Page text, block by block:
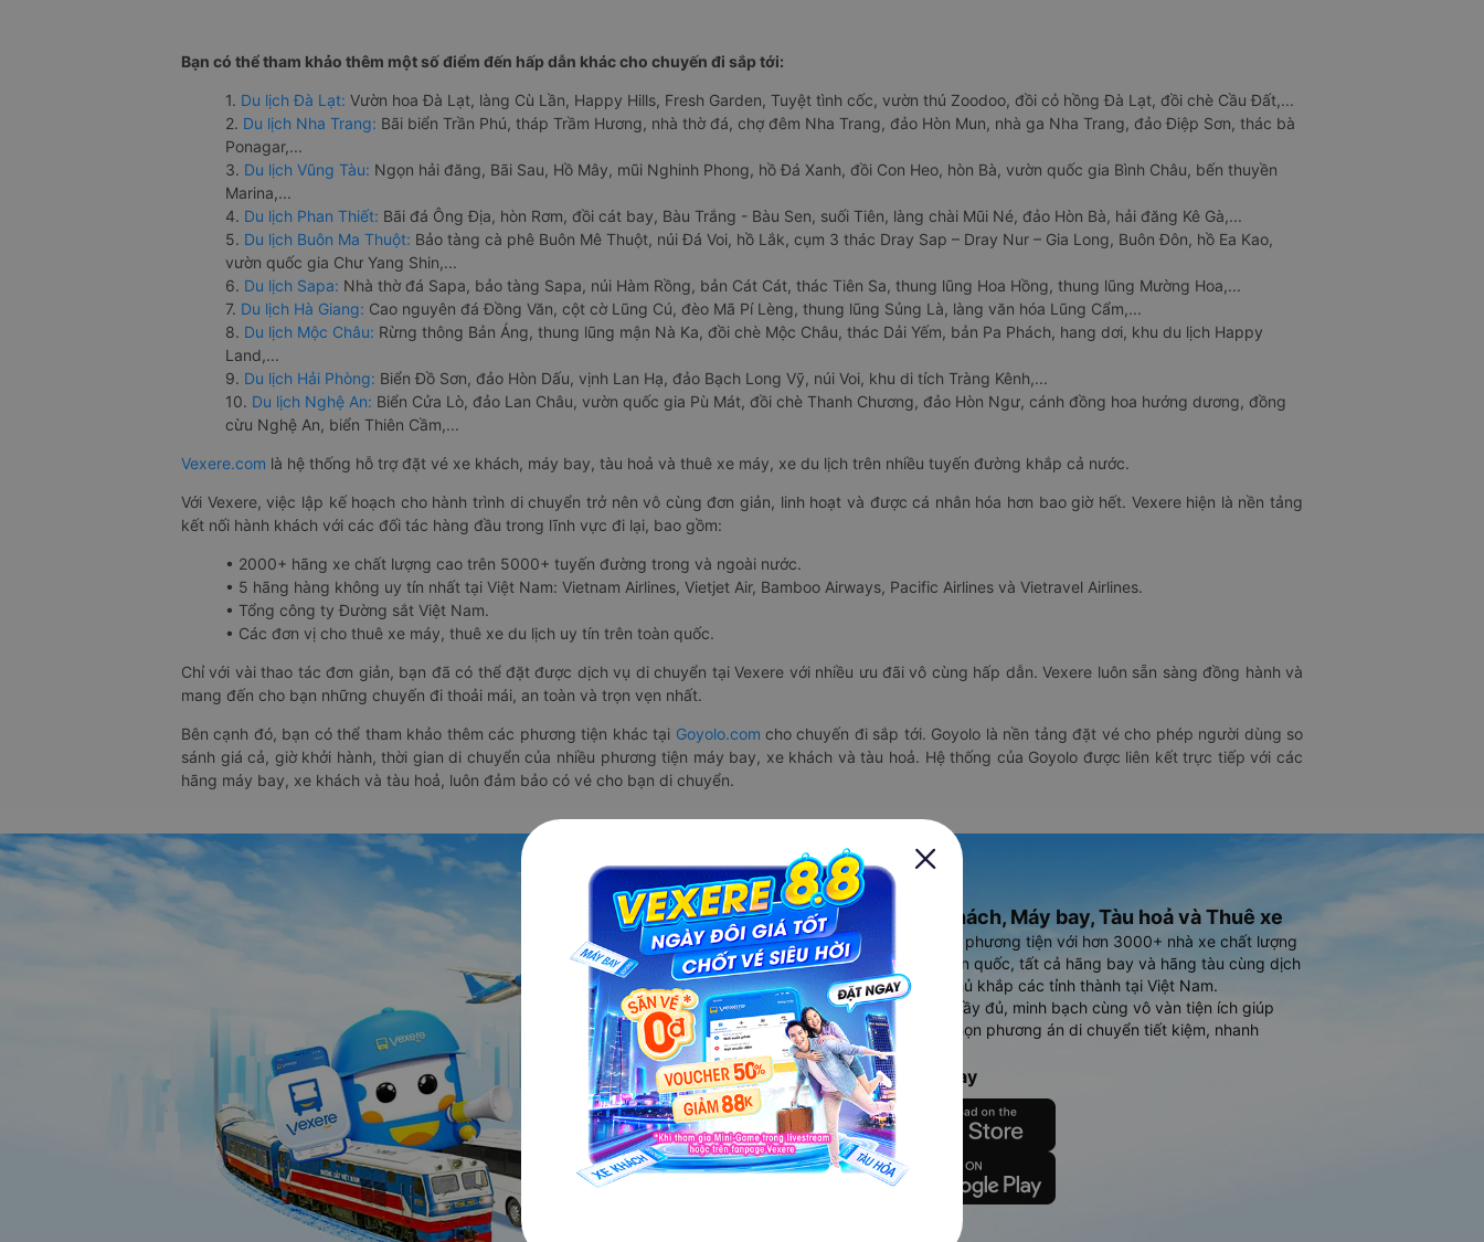
Bạn có thể tham khảo thêm một số điểm đến hấp dẫn khác cho chuyến đi sắp tới:
1. Du lịch Đà Lạt: Vườn hoa Đà Lạt, làng Cù Lần, Happy Hills, Fresh Garden, Tuyệt tình cốc, vườn thú Zoodoo, đồi cỏ hồng Đà Lạt, đồi chè Cầu Đất,...
2. Du lịch Nha Trang: Bãi biển Trần Phú, tháp Trầm Hương, nhà thờ đá, chợ đêm Nha Trang, đảo Hòn Mun, nhà ga Nha Trang, đảo Điệp Sơn, thác bà
Ponagar,...
3. Du lịch Vũng Tàu: Ngọn hải đăng, Bãi Sau, Hồ Mây, mũi Nghinh Phong, hồ Đá Xanh, đồi Con Heo, hòn Bà, vườn quốc gia Bình Châu, bến thuyền
Marina,...
4. Du lịch Phan Thiết: Bãi đá Ông Địa, hòn Rơm, đồi cát bay, Bàu Trắng - Bàu Sen, suối Tiên, làng chài Mũi Né, đảo Hòn Bà, hải đăng Kê Gà,...
5. Du lịch Buôn Ma Thuột: Bảo tàng cà phê Buôn Mê Thuột, núi Đá Voi, hồ Lắk, cụm 3 thác Dray Sap – Dray Nur – Gia Long, Buôn Đôn, hồ Ea Kao,
vườn quốc gia Chư Yang Shin,...
6. Du lịch Sapa: Nhà thờ đá Sapa, bảo tàng Sapa, núi Hàm Rồng, bản Cát Cát, thác Tiên Sa, thung lũng Hoa Hồng, thung lũng Mường Hoa,...
7. Du lịch Hà Giang: Cao nguyên đá Đồng Văn, cột cờ Lũng Cú, đèo Mã Pí Lèng, thung lũng Sủng Là, làng văn hóa Lũng Cẩm,...
8. Du lịch Mộc Châu: Rừng thông Bản Áng, thung lũng mận Nà Ka, đồi chè Mộc Châu, thác Dải Yếm, bản Pa Phách, hang dơi, khu du lịch Happy
Land,...
9. Du lịch Hải Phòng: Biển Đồ Sơn, đảo Hòn Dấu, vịnh Lan Hạ, đảo Bạch Long Vỹ, núi Voi, khu di tích Tràng Kênh,...
10. Du lịch Nghệ An: Biển Cửa Lò, đảo Lan Châu, vườn quốc gia Pù Mát, đồi chè Thanh Chương, đảo Hòn Ngư, cánh đồng hoa hướng dương, đồng
cừu Nghệ An, biển Thiên Cầm,...
Vexere.com là hệ thống hỗ trợ đặt vé xe khách, máy bay, tàu hoả và thuê xe máy, xe du lịch trên nhiều tuyến đường khắp cả nước.
Với Vexere, việc lập kế hoạch cho hành trình di chuyển trở nên vô cùng đơn giản, linh hoạt và được cá nhân hóa hơn bao giờ hết. Vexere hiện là nền tảng
kết nối hành khách với các đối tác hàng đầu trong lĩnh vực đi lại, bao gồm:
• 2000+ hãng xe chất lượng cao trên 5000+ tuyến đường trong và ngoài nước.
• 5 hãng hàng không uy tín nhất tại Việt Nam: Vietnam Airlines, Vietjet Air, Bamboo Airways, Pacific Airlines và Vietravel Airlines.
• Tổng công ty Đường sắt Việt Nam.
• Các đơn vị cho thuê xe máy, thuê xe du lịch uy tín trên toàn quốc.
Chỉ với vài thao tác đơn giản, bạn đã có thể đặt được dịch vụ di chuyển tại Vexere với nhiều ưu đãi vô cùng hấp dẫn. Vexere luôn sẵn sàng đồng hành và
mang đến cho bạn những chuyến đi thoải mái, an toàn và trọn vẹn nhất.
Bên cạnh đó, bạn có thể tham khảo thêm các phương tiện khác tại Goyolo.com cho chuyến đi sắp tới. Goyolo là nền tảng đặt vé cho phép người dùng so
sánh giá cả, giờ khởi hành, thời gian di chuyển của nhiều phương tiện máy bay, xe khách và tàu hoả. Hệ thống của Goyolo được liên kết trực tiếp với các
hãng máy bay, xe khách và tàu hoả, luôn đảm bảo có vé cho bạn di chuyển.
Ứng dụng đặt vé Xe khách, Máy bay, Tàu hoả và Thuê xe
Vexere - ứng dụng đặt vé đa phương tiện với hơn 3000+ nhà xe chất lượng
cao, 5000+ tuyến đường toàn quốc, tất cả hãng bay và hãng tàu cùng dịch
vụ thuê xe máy, xe du lịch phủ khắp các tỉnh thành tại Việt Nam.
Ứng dụng hiển thị thông tin đầy đủ, minh bạch cùng vô vàn tiện ích giúp
người dùng so sánh và lựa chọn phương án di chuyển tiết kiệm, nhanh
chóng và phù hợp nhất.
Tải ứng dụng Vexere ngay